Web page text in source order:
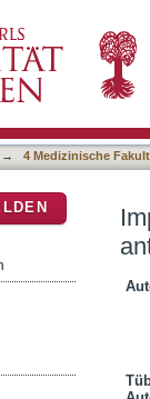
on
→ 4 Medizinische